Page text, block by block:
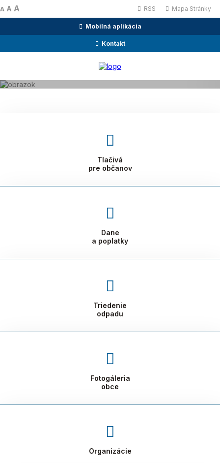
A A A RSS Mapa Stránky
Mobilná aplikácia
Kontakt
Tlačivá
pre občanov
Dane
a poplatky
Triedenie
odpadu
Fotogáleria
obce
Organizácie